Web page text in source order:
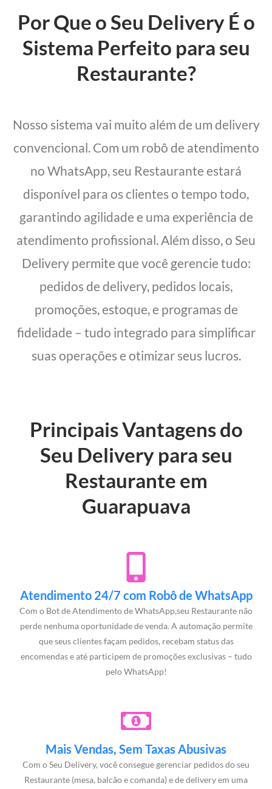
Por Que o Seu Delivery É o
Sistema Perfeito para seu
Restaurante?
Nosso sistema vai muito além de um delivery
convencional. Com um robô de atendimento
no WhatsApp, seu Restaurante estará
disponível para os clientes o tempo todo,
garantindo agilidade e uma experiência de
atendimento profissional. Além disso, o Seu
Delivery permite que você gerencie tudo:
pedidos de delivery, pedidos locais,
promoções, estoque, e programas de
fidelidade – tudo integrado para simplificar
suas operações e otimizar seus lucros.
Principais Vantagens do
Seu Delivery para seu
Restaurante em
Guarapuava
Atendimento 24/7 com Robô de WhatsApp
Com o Bot de Atendimento de WhatsApp,seu Restaurante não
perde nenhuma oportunidade de venda. A automação permite
que seus clientes façam pedidos, recebam status das
encomendas e até participem de promoções exclusivas – tudo
pelo WhatsApp!
Mais Vendas, Sem Taxas Abusivas
Com o Seu Delivery, você consegue gerenciar pedidos do seu
Restaurante (mesa, balcão e comanda) e de delivery em uma